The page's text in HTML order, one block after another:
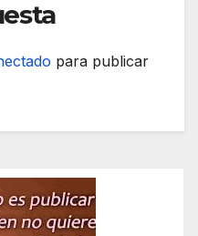
para publicar